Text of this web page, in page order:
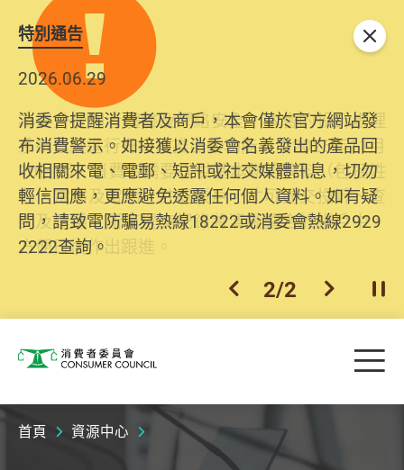
特別通告
2026.06.29
消委會提醒消費者及商戶，本會僅於官方網站發
布消費警示。如接獲以消委會名義發出的產品回
收相關來電、電郵、短訊或社交媒體訊息，切勿
輕信回應，更應避免透露任何個人資料。如有疑
問，請致電防騙易熱線18222或消委會熱線2929
2222查詢。
2025.10.31
為提升使用者體驗及網絡安全，本會的投訴處理
系統已經進行升級及推出新功能。由2025年11月
10日起，消費者需要提供基本聯絡資料（包括姓
名、電郵及電話）註冊帳戶，才可提交投訴、查
詢及建議。所有提交紀錄將清晰整合於帳戶中，
方便日後作出跟進。
上一個
2/2 下一個開
關閉
消費者委員會 目
首頁 資源中心